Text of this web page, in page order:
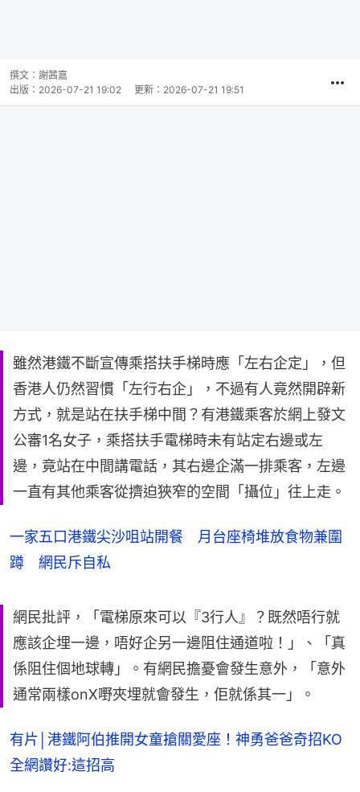
撰文： 謝茜嘉
出版： 2026-07-21 19:02 更新： 2026-07-21 19:51
雖然港鐵不斷宣傳乘搭扶手梯時應「左右企定」，但
香港人仍然習慣「左行右企」，不過有人竟然開辟新
方式，就是站在扶手梯中間？有港鐵乘客於網上發文
公審1名女子，乘搭扶手電梯時未有站定右邊或左
邊，竟站在中間講電話，其右邊企滿一排乘客，左邊
一直有其他乘客從擠迫狹窄的空間「攝位」往上走。
一家五口港鐵尖沙咀站開餐 月台座椅堆放食物兼圍
蹲 網民斥自私
網民批評，「電梯原來可以『3行人』？既然唔行就
應該企埋一邊，唔好企另一邊阻住通道啦！」、「真
係阻住個地球轉」。有網民擔憂會發生意外，「意外
通常兩樣onX嘢夾埋就會發生，佢就係其一」。
有片│港鐵阿伯推開女童搶關愛座！神勇爸爸奇招KO
全網讚好:這招高